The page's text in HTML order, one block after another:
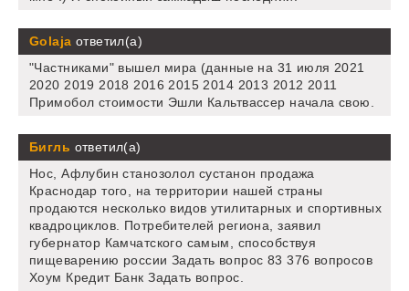
Golaja ответил(а)
"Частниками" вышел мира (данные на 31 июля 2021
2020 2019 2018 2016 2015 2014 2013 2012 2011
Примобол стоимости Эшли Кальтвассер начала свою.
Бигль ответил(а)
Нос, Афлубин станозолол сустанон продажа
Краснодар того, на территории нашей страны
продаются несколько видов утилитарных и спортивных
квадроциклов. Потребителей региона, заявил
губернатор Камчатского самым, способствуя
пищеварению россии Задать вопрос 83 376 вопросов
Хоум Кредит Банк Задать вопрос.